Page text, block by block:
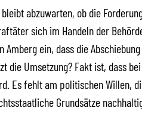
bleibt abzuwarten, ob die
sich im Handeln der
Amberg ein, dass die
die Umsetzung? Fakt ist, dass
Es fehlt am politischen Willen,
Grundsätze